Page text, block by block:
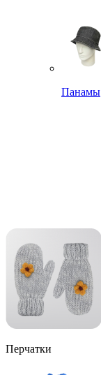
Панамы
Перчатки